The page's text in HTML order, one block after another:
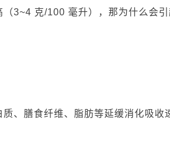
3~4 克/100 毫升），那为什么会引
、膳食纤维、脂肪等延缓消化吸收